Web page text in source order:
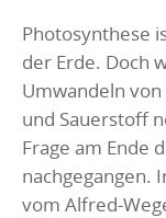
Photosynthese
der Erde. Doch
Umwandeln
und Sauerstoff
Frage am Ende
nachgegangen.
vom Alfred-